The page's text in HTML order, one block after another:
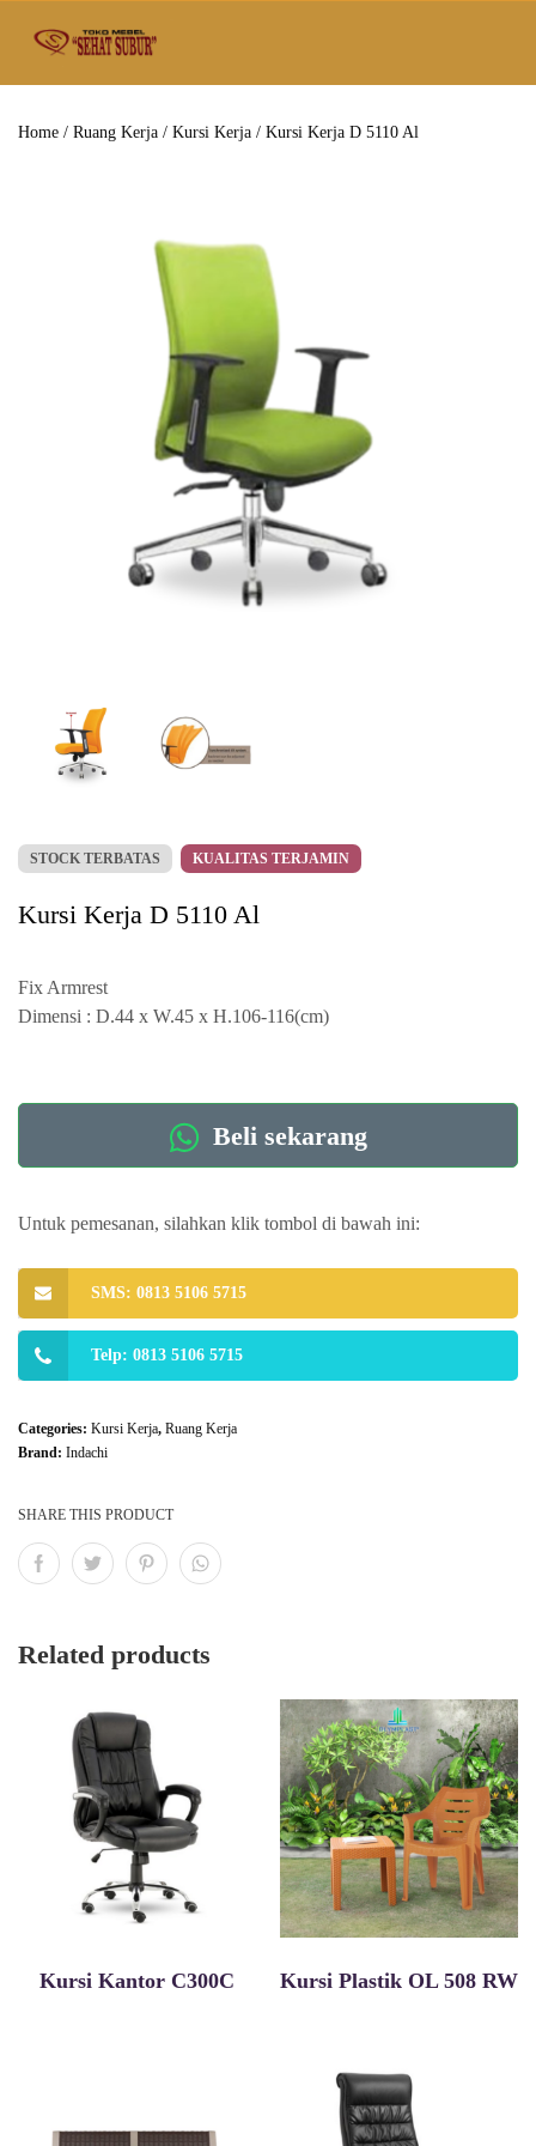
Home / Ruang Kerja / Kursi Kerja / Kursi Kerja D 5110 Al
STOCK TERBATAS KUALITAS TERJAMIN
Kursi Kerja D 5110 Al
Fix Armrest
Dimensi : D.44 x W.45 x H.106-116(cm)
Beli sekarang
Untuk pemesanan, silahkan klik tombol di bawah ini:
SMS: 0813 5106 5715
Telp: 0813 5106 5715
Categories: Kursi Kerja, Ruang Kerja
Brand: Indachi
SHARE THIS PRODUCT
Related products
Kursi Kantor C300C Kursi Plastik OL 508 RW